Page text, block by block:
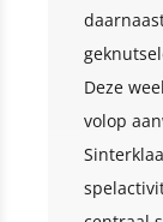
Deze
volop